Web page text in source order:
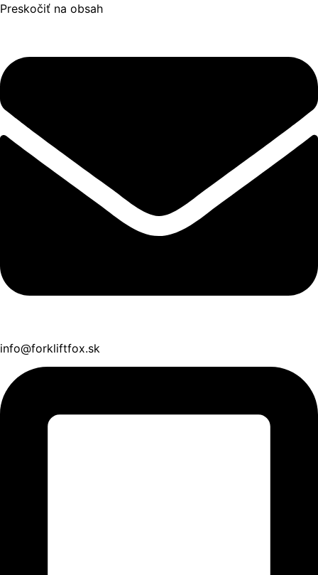
Preskočiť na obsah
info@forkliftfox.sk